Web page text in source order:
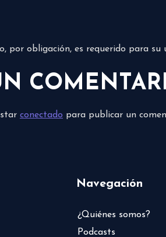
por obligación, es requerido para
conectado para publicar un
Navegación
¿Quiénes somos?
Podcasts